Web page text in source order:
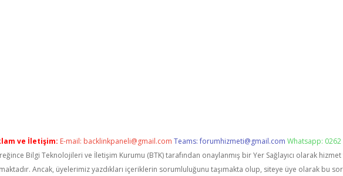
ve İletişim: E-mail: backlinkpaneli@gmail.com Teams:forumhizmeti@gmail.com Whatsapp: 0262
Bilgi Teknolojileri ve İletişim Kurumu (BTK) tarafından onaylanmış bir Yer Sağlayıcı olarak
Ancak, üyelerimiz yazdıkları içeriklerin sorumluluğunu taşımakta olup, siteye üye olarak bu